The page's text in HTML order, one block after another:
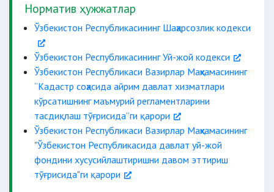
Норматив ҳужжатлар
Ўзбекистон Республикасининг Шаҳарсозлик кодекси
Ўзбекистон Республикасининг Уй-жой кодекси
Ўзбекистон Республикаси Вазирлар Маҳкамасининг
“Кадастр соҳасида айрим давлат хизматлари
кўрсатишнинг маъмурий регламентларини
тасдиқлаш тўғрисида”ги қарори
Ўзбекистон Республикаси Вазирлар Маҳкамасининг
"Ўзбекистон Республикасида давлат уй-жой
фондини хусусийлаштиришни давом эттириш
тўғрисида"ги қарори